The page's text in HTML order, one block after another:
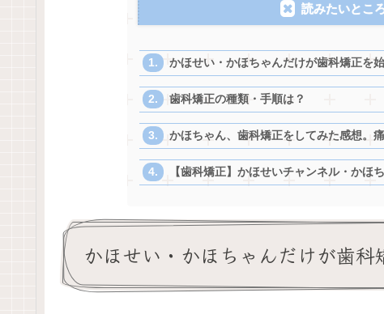
読みたいとこ
かほせい・かほちゃんだけが歯科矯正を
歯科矯正の種類・手順は？
かほちゃん、歯科矯正をしてみた感想。
【歯科矯正】かほせいチャンネル・かほ
かほせい・かほちゃんだけが歯科